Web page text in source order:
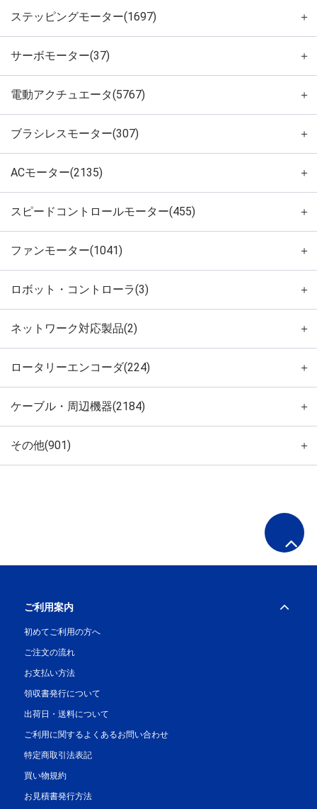
ステッピングモーター(1697) ＋
サーボモーター(37) ＋
電動アクチュエータ(5767) ＋
ブラシレスモーター(307) ＋
ACモーター(2135) ＋
スピードコントロールモーター(455) ＋
ファンモーター(1041) ＋
ロボット・コントローラ(3) ＋
ネットワーク対応製品(2) ＋
ロータリーエンコーダ(224) ＋
ケーブル・周辺機器(2184) ＋
その他(901) ＋
ご利用案内
初めてご利用の方へ
ご注文の流れ
お支払い方法
領収書発行について
出荷日・送料について
ご利用に関するよくあるお問い合わせ
特定商取引法表記
買い物規約
お見積書発行方法